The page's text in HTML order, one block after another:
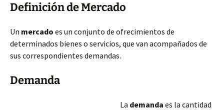
Definición de Mercado
Un mercado es un conjunto de ofrecimientos de
determinados bienes o servicios, que van acompañados de
sus correspondientes demandas.
Demanda
La demanda es la cantidad